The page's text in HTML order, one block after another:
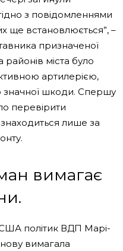
з повідомленнями
ще встановлюється”, –
призначеної
районів міста було
артилерією,
значної шкоди. Спершу
перевірити
лише за
вимагає
США політик ВДП Марі-
вимагала